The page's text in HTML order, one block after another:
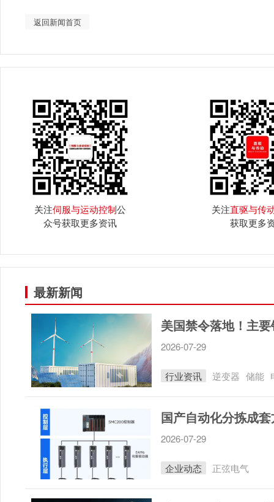
返回新闻首页
关注伺服与运动控制公
众号获取更多资讯
关注直驱与传
获取更多
最新新闻
美国禁令落地！主
2026-07-29
行业资讯 逆变器 储能
2026-07-29
企业动态 正弦电气